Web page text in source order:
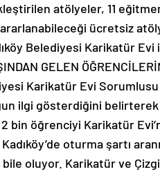
atölyeler, 11
yararlanabileceği ücretsiz
Belediyesi Karikatür
GELEN
Karikatür Evi
ilgi gösterdiğini
bin öğrenciyi Karikatür
oturma şartı
oluyor. Karikatür ve